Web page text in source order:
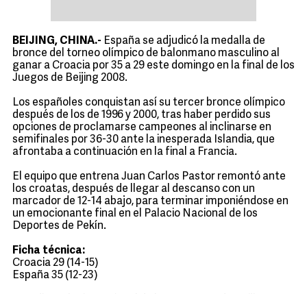
BEIJING, CHINA.- España se adjudicó la medalla de
bronce del torneo olímpico de balonmano masculino al
ganar a Croacia por 35 a 29 este domingo en la final de los
Juegos de Beijing 2008.
Los españoles conquistan así su tercer bronce olímpico
después de los de 1996 y 2000, tras haber perdido sus
opciones de proclamarse campeones al inclinarse en
semifinales por 36-30 ante la inesperada Islandia, que
afrontaba a continuación en la final a Francia.
El equipo que entrena Juan Carlos Pastor remontó ante
los croatas, después de llegar al descanso con un
marcador de 12-14 abajo, para terminar imponiéndose en
un emocionante final en el Palacio Nacional de los
Deportes de Pekín.
Ficha técnica:
Croacia 29 (14-15)
España 35 (12-23)